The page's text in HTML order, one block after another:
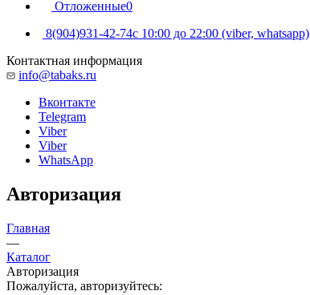
Отложенные0
8(904)931-42-74с 10:00 до 22:00 (viber, whatsapp)
Контактная информация
info@tabaks.ru
Вконтакте
Telegram
Viber
Viber
WhatsApp
Авторизация
Главная
—
Каталог
Авторизация
Пожалуйста, авторизуйтесь: